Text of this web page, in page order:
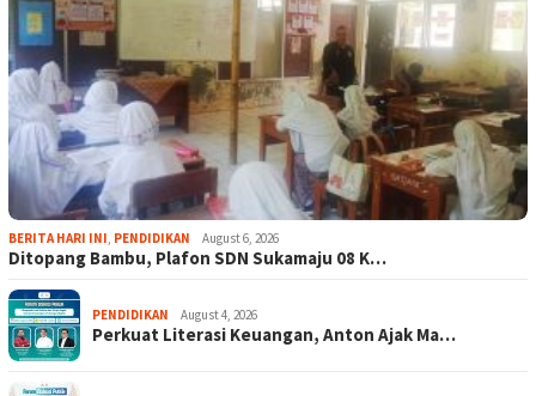
BERITA HARI INI PENDIDIKAN August 6, 2026
Ditopang Bambu, Plafon SDN Sukamaju 08 K…
PENDIDIKAN August 4, 2026
Perkuat Literasi Keuangan, Anton Ajak Ma…